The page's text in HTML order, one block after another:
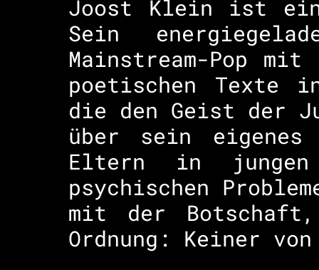
Joost Klein ist ein
Sein
Mainstream-Pop
poetischen Texte
die den Geist der
über sein
Eltern in
psychischen
mit der
Ordnung: Keiner